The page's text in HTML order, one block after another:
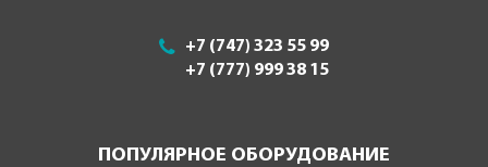
+7 (747) 323 55 99
+7 (777) 999 38 15
ПОПУЛЯРНОЕ ОБОРУДОВАНИЕ